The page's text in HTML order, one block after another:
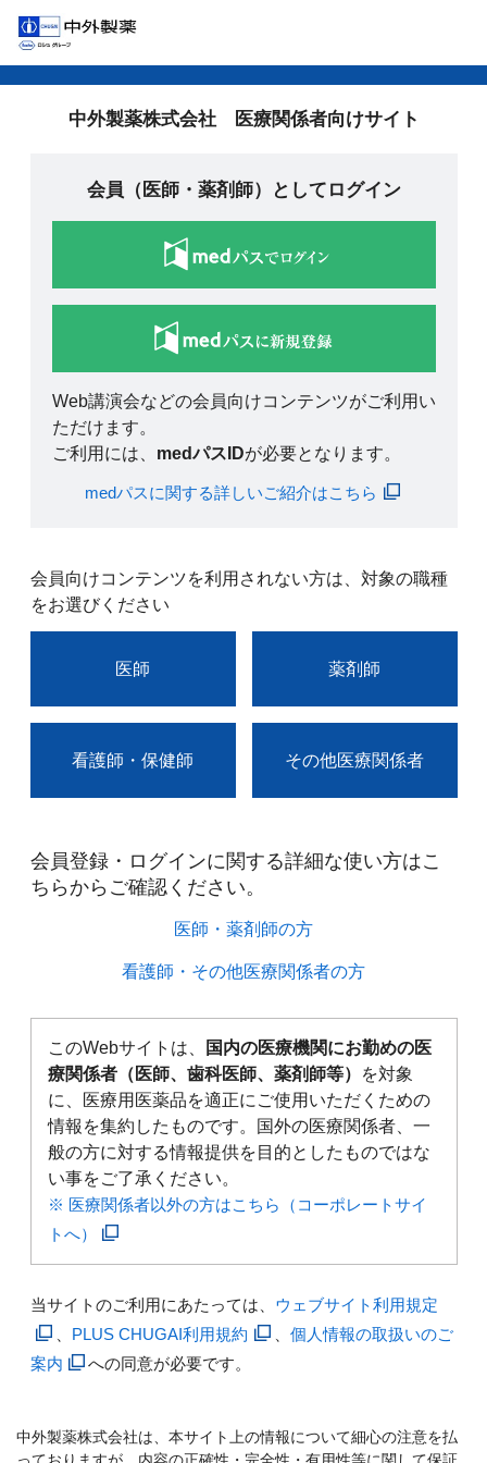
中外製薬株式会社 医療関係者向けサイト
会員（医師・薬剤師）としてログイン
Web講演会などの会員向けコンテンツがご利用い
ただけます。
ご利用には、 medパスIDが必要となります。
medパスに関する詳しいご紹介はこちら
会員向けコンテンツを利用されない方は、対象の職種
をお選びください
医師 薬剤師
看護師・保健師 その他医療関係者
会員登録・ログインに関する詳細な使い方はこ
ちらからご確認ください。​
医師・薬剤師の方​
看護師・その他医療関係者の方​
このWebサイトは、
国内の医療機関にお勤めの医
療関係者（医師、歯科医師、薬剤師等）
を対象
に、医療用医薬品を適正にご使用いただくための
情報を集約したものです。国外の医療関係者、一
般の方に対する情報提供を目的としたものではな
い事をご了承ください。
※ 医療関係者以外の方はこちら（コーポレートサイ
トへ）
当サイトのご利用にあたっては、 ウェブサイト利用規定
PLUS CHUGAI利用規約
個人情報の取扱いのご
案内
への同意が必要です。
中外製薬株式会社は、本サイト上の情報について細心の注意を払
っておりますが、内容の正確性・完全性・有用性等に関して保証